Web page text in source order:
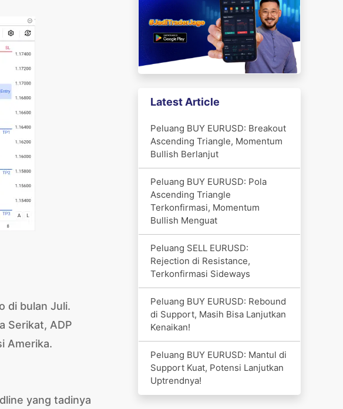
di bulan Juli.
Serikat, ADP
Amerika.
yang tadinya
Latest Article
Peluang BUY EURUSD: Breakout
Ascending Triangle, Momentum
Bullish Berlanjut
Peluang BUY EURUSD: Pola
Ascending Triangle
Terkonfirmasi, Momentum
Bullish Menguat
Peluang SELL EURUSD:
Rejection di Resistance,
Terkonfirmasi Sideways
Peluang BUY EURUSD: Rebound
di Support, Masih Bisa Lanjutkan
Kenaikan!
Peluang BUY EURUSD: Mantul di
Support Kuat, Potensi Lanjutkan
Uptrendnya!